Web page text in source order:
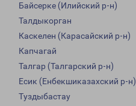
Байсерке (Илийский р-н)
Талдыкорган
Каскелен (Карасайский р-н)
Капчагай
Талгар (Талгарский р-н)
Есик (Енбекшиказахский р-н)
Туздыбастау